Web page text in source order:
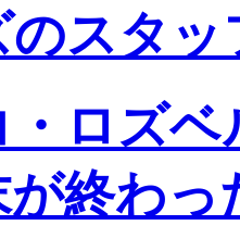
のスタッ
・ロズ
が終わっ